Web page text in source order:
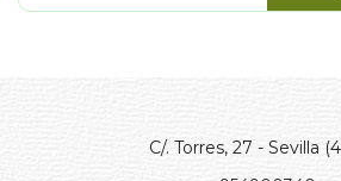
C/. Torres, 27 - Sevilla